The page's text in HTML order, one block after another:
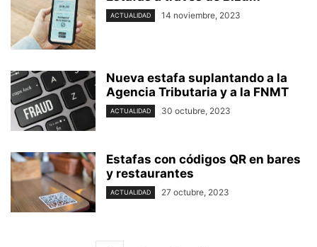
ACTUALIDAD 14 noviembre, 2023
Nueva estafa suplantando a la
Agencia Tributaria y a la FNMT
ACTUALIDAD 30 octubre, 2023
Estafas con códigos QR en bares
y restaurantes
ACTUALIDAD 27 octubre, 2023